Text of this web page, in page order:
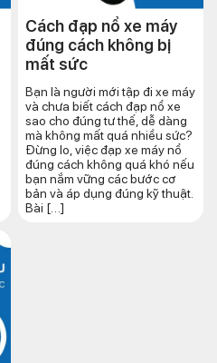
Cách đạp nổ xe máy
đúng cách​ không bị
mất sức
Bạn là người mới tập đi xe máy
và chưa biết cách đạp nổ xe
sao cho đúng tư thế, dễ dàng
mà không mất quá nhiều sức?
Đừng lo, việc đạp xe máy nổ
đúng cách không quá khó nếu
bạn nắm vững các bước cơ
bản và áp dụng đúng kỹ thuật.
Bài […]